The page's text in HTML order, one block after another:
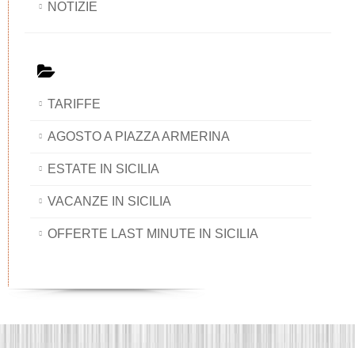
NOTIZIE
TARIFFE
AGOSTO A PIAZZA ARMERINA
ESTATE IN SICILIA
VACANZE IN SICILIA
OFFERTE LAST MINUTE IN SICILIA